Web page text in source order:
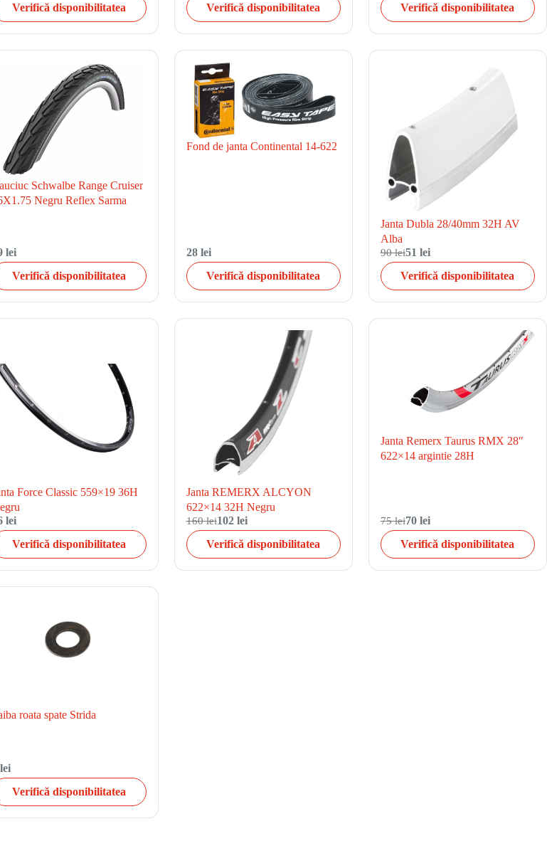
Verifică disponibilitatea
Verifică disponibilitatea
Verifică disponibilitatea
Schwalbe Range Cruiser
Negru Reflex Sarma
lei
Verifică disponibilitatea
Fond de janta Continental 14-622
28 lei
Verifică disponibilitatea
Janta Dubla 28/40mm 32H AV
Alba
90 lei51 lei
Verifică disponibilitatea
Force Classic 559×19 36H
lei
Verifică disponibilitatea
Janta REMERX ALCYON
622×14 32H Negru
160 lei102 lei
Verifică disponibilitatea
Janta Remerx Taurus RMX 28″
622×14 argintie 28H
75 lei70 lei
Verifică disponibilitatea
roata spate Strida
Verifică disponibilitatea